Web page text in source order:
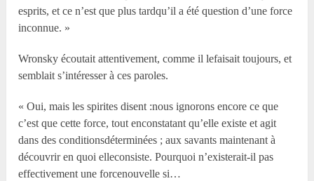
esprits, et ce n’est que plus tardqu’il a été question d’une force
inconnue. »
Wronsky écoutait attentivement, comme il lefaisait toujours, et
semblait s’intéresser à ces paroles.
« Oui, mais les spirites disent :nous ignorons encore ce que
c’est que cette force, tout enconstatant qu’elle existe et agit
dans des conditionsdéterminées ; aux savants maintenant à
découvrir en quoi elleconsiste. Pourquoi n’existerait-il pas
effectivement une forcenouvelle si…